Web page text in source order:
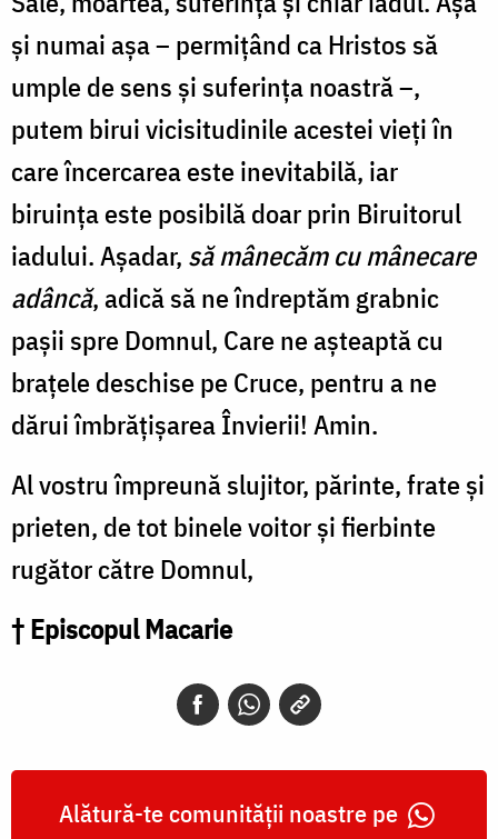
și numai așa – permițând ca Hristos să
umple de sens și suferința noastră –,
putem birui vicisitudinile acestei vieți în
care încercarea este inevitabilă, iar
biruința este posibilă doar prin Biruitorul
iadului. Așadar, să mânecăm cu mânecare
adâncă, adică să ne îndreptăm grabnic
pașii spre Domnul, Care ne așteaptă cu
brațele deschise pe Cruce, pentru a ne
dărui îmbrățișarea Învierii! Amin.
Al vostru împreună slujitor, părinte, frateși
prieten, de tot binele voitor şi fierbinte
rugător către Domnul,
† Episcopul Macarie
Alătură-te comunității noastre pe